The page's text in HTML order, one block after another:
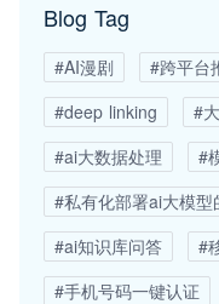
Blog Tag
#AI漫剧 #跨平台
#deep linking
#
#ai大数据处理
#
#私有化部署ai大模型
#ai知识库问答
#
#手机号码一键认证